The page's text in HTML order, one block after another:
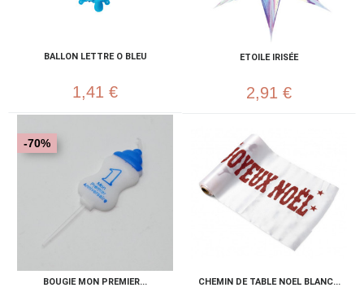
BALLON LETTRE O BLEU
1,41 €
ETOILE IRISÉE
2,91 €
BOUGIE MON PREMIER...
-70%
CHEMIN DE TABLE NOEL BLANC...